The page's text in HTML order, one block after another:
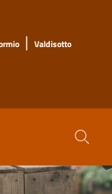
| Valdisotto